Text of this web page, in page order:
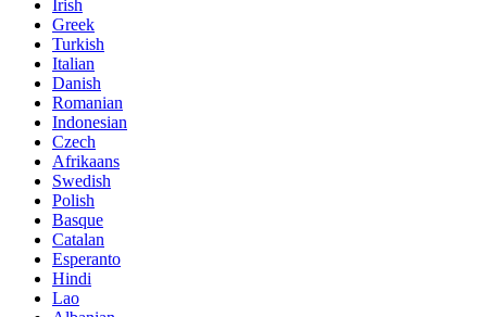
Irish
Greek
Turkish
Italian
Danish
Romanian
Indonesian
Czech
Afrikaans
Swedish
Polish
Basque
Catalan
Esperanto
Hindi
Lao